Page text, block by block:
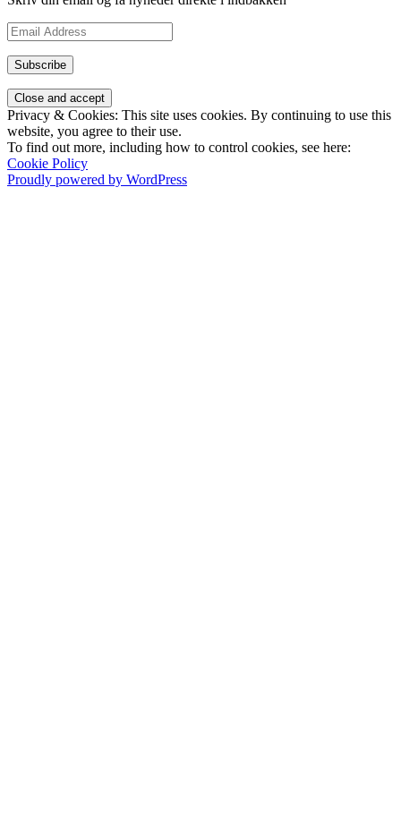
Email
Address
Subscribe
Privacy & Cookies: This site uses cookies. By continuing to use this
website, you agree to their use.
To find out more, including how to control cookies, see here:
Cookie Policy
Proudly powered by WordPress